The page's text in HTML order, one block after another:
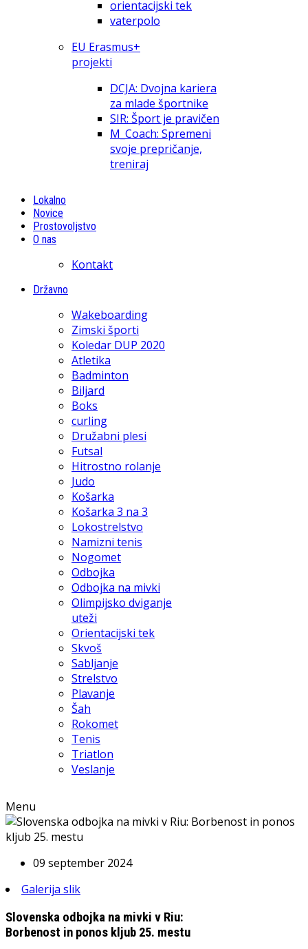
orientacijski tek
vaterpolo
EU Erasmus+
projekti
DCJA: Dvojna kariera
za mlade športnike
SIR: Šport je pravičen
M_Coach: Spremeni
svoje prepričanje,
treniraj
Lokalno
Novice
Prostovoljstvo
O nas
Kontakt
Državno
Wakeboarding
Zimski športi
Koledar DUP 2020
Atletika
Badminton
Biljard
Boks
curling
Družabni plesi
Futsal
Hitrostno rolanje
Judo
Košarka
Košarka 3 na 3
Lokostrelstvo
Namizni tenis
Nogomet
Odbojka
Odbojka na mivki
Olimpijsko dviganje
uteži
Orientacijski tek
Skvoš
Sabljanje
Strelstvo
Plavanje
Šah
Rokomet
Tenis
Triatlon
Veslanje
Menu
09 september 2024
Galerija slik
Slovenska odbojka na mivki v Riu:
Borbenost in ponos kljub 25. mestu